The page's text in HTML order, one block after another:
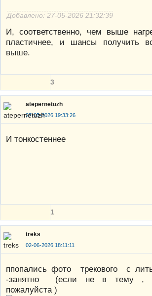
Добавлено: 27-05-2026 21:32:39
И, соответственно, чем выше
пластичнее, и шансы получить
выше.
3
atepernetuzh
27-05-2026 19:33:26
И тонкостеннее
1
treks
02-06-2026 18:11:11
ппопались фото трекового с
-занятно (если не в тему ,
пожалуйста )